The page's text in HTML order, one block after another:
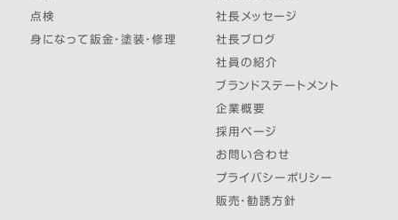
点検
身になって鈑金・塗装・修理
社長メッセージ
社長ブログ
社員の紹介
ブランドステートメント
企業概要
採用ページ
お問い合わせ
プライバシーポリシー
販売・勧誘方針